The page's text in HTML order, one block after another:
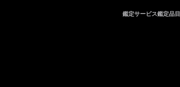
鑑定サービス鑑定品目